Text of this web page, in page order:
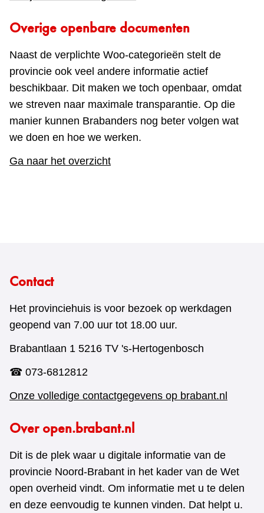
Overige openbare documenten
Naast de verplichte Woo‑categorieën stelt de
provincie ook veel andere informatie actief
beschikbaar. Dit maken we toch openbaar, omdat
we streven naar maximale transparantie. Op die
manier kunnen Brabanders nog beter volgen wat
we doen en hoe we werken.
Ga naar het overzicht
Contact
Het provinciehuis is voor bezoek op werkdagen
geopend van 7.00 uur tot 18.00 uur.
Brabantlaan 1 5216 TV 's-Hertogenbosch
☎ 073-6812812
Onze volledige contactgegevens op brabant.nl
Over open.brabant.nl
Dit is de plek waar u digitale informatie van de
provincie Noord-Brabant in het kader van de Wet
open overheid vindt. Om informatie met u te delen
en deze eenvoudig te kunnen vinden. Dat helpt u.